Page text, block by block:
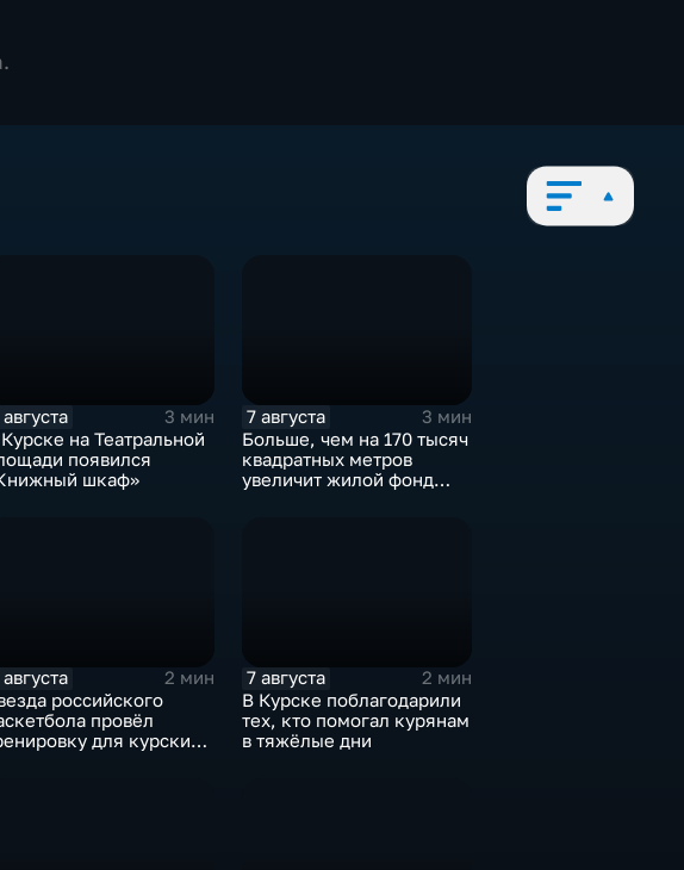
3 мин
на Театральной
появился
шкаф»
7 августа
3 мин
Больше, чем на 170 тысяч
квадратных метров
увеличит жилой фонд
2 мин
российского
провёл
для курских
7 августа
2 мин
В Курске поблагодарили
тех, кто помогал курянам
в тяжёлые дни